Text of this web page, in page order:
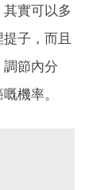
實可以多
子，而且
節內分
機率。